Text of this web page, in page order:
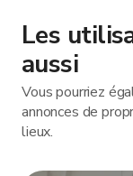
Les
aussi
Vous pourriez
annonces de
lieux.